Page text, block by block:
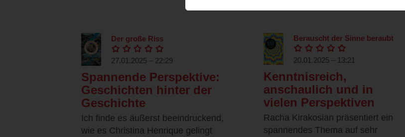
Der große Riss
27.01.2025 – 22:29
Spannende Perspektive:
Geschichten hinter der
Geschichte
Ich finde es äußerst beeindruckend,
wie es Christina Henrique gelingt
Berauscht der Sinne beraubt
20.01.2025 – 13:21
Kenntnisreich,
anschaulich und in
vielen Perspektiven
Racha Kirakosian präsentiert ein
spannendes Thema auf sehr